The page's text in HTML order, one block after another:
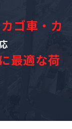
ゴ車・カ
最適な荷